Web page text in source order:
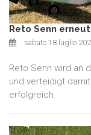
Reto Senn
sabato 18 luglio
Reto Senn wird an
und verteidigt
erfolgreich.